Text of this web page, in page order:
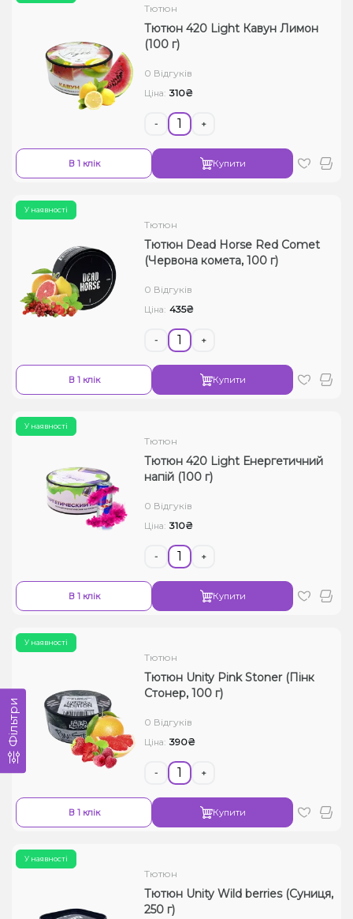
Тютюн
Тютюн 420 Light Кавун Лимон
(100 г)
0 Відгуків
Ціна: 310₴
- +
В 1 клік Купити
У наявності
Тютюн
Тютюн Dead Horse Red Comet
(Червона комета, 100 г)
0 Відгуків
Ціна: 435₴
- +
В 1 клік Купити
У наявності
Тютюн
Тютюн 420 Light Енергетичний
напій (100 г)
0 Відгуків
Ціна: 310₴
- +
В 1 клік Купити
У наявності
Тютюн
Тютюн Unity Pink Stoner (Пінк
Стонер, 100 г)
0 Відгуків
Ціна: 390₴
- +
В 1 клік Купити
У наявності
Тютюн
Тютюн Unity Wild berries (Суниця,
250 г)
Фільтри